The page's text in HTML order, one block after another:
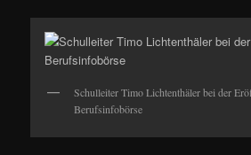
Schulleiter Timo Lichtenthäler bei der
Berufsinfobörse